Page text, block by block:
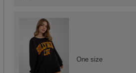
One size